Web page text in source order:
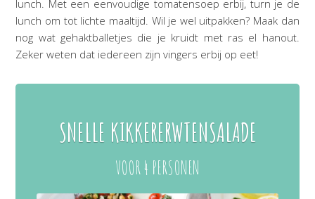
lunch. Met een eenvoudige tomatensoep erbij, turn je de
lunch om tot lichte maaltijd. Wil je wel uitpakken? Maak dan
nog wat gehaktballetjes die je kruidt met ras el hanout.
Zeker weten dat iedereen zijn vingers erbij op eet!
SNELLE KIKKERERWTENSALADE
VOOR 4 PERSONEN